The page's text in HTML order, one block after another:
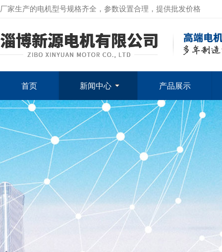
厂家生产的电机型号规格齐全，参数设置合理，提供批发价格
首页 新闻中心 产品展示